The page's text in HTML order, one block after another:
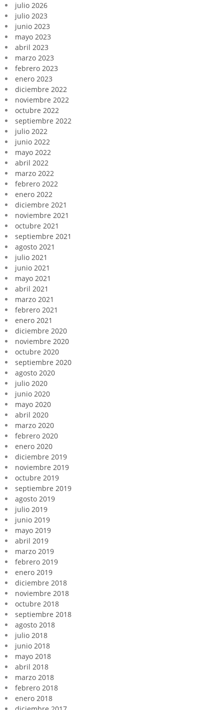
julio 2026
julio 2023
junio 2023
mayo 2023
abril 2023
marzo 2023
febrero 2023
enero 2023
diciembre 2022
noviembre 2022
octubre 2022
septiembre 2022
julio 2022
junio 2022
mayo 2022
abril 2022
marzo 2022
febrero 2022
enero 2022
diciembre 2021
noviembre 2021
octubre 2021
septiembre 2021
agosto 2021
julio 2021
junio 2021
mayo 2021
abril 2021
marzo 2021
febrero 2021
enero 2021
diciembre 2020
noviembre 2020
octubre 2020
septiembre 2020
agosto 2020
julio 2020
junio 2020
mayo 2020
abril 2020
marzo 2020
febrero 2020
enero 2020
diciembre 2019
noviembre 2019
octubre 2019
septiembre 2019
agosto 2019
julio 2019
junio 2019
mayo 2019
abril 2019
marzo 2019
febrero 2019
enero 2019
diciembre 2018
noviembre 2018
octubre 2018
septiembre 2018
agosto 2018
julio 2018
junio 2018
mayo 2018
abril 2018
marzo 2018
febrero 2018
enero 2018